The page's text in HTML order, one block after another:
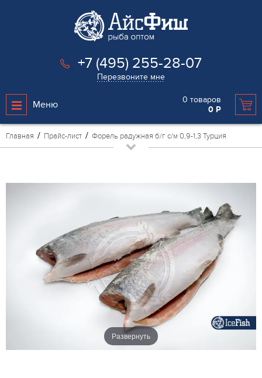
+7 (495) 255-28-07
Перезвоните мне
Меню 0 товаров
0 Р
Главная Прайс-лист Форель радужная б/г с/м 0,9-1,3 Турция
Развернуть